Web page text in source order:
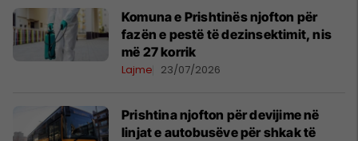
Komuna e Prishtinës njofton për
fazën e pestë të dezinsektimit, nis
më 27 korrik
Lajme 23/07/2026
Prishtina njofton për devijime në
linjat e autobusëve për shkak të